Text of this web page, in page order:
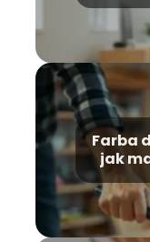
Farba
jak